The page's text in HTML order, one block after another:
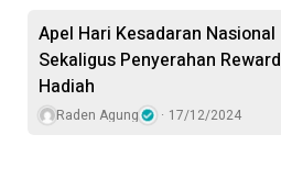
Apel Hari Kesadaran Nasional
Sekaligus Penyerahan
Hadiah
Raden Agung 17/12/2024